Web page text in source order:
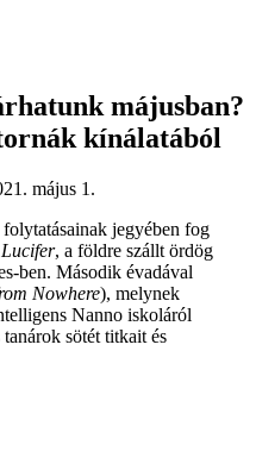
májusban?
kínálatából
május 1.
jegyében fog
Lucifer, a földre szállt ördög
ben. Második évadával
Nowhere), melynek
Nanno iskoláról
sötét titkait és